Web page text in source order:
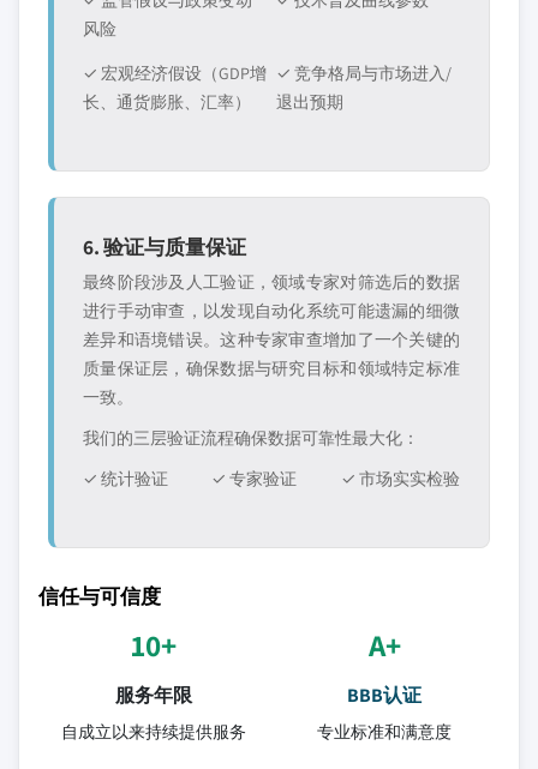
风险
✓ 宏观经济假设（GDP增
长、通货膨胀、汇率）
✓ 竞争格局与市场进入/
退出预期
6. 验证与质量保证
最终阶段涉及人工验证，领域专家对筛选后的数据
进行手动审查，以发现自动化系统可能遗漏的细微
差异和语境错误。这种专家审查增加了一个关键的
质量保证层，确保数据与研究目标和领域特定标准
一致。
我们的三层验证流程确保数据可靠性最大化：
✓ 统计验证
✓ 专家验证 ✓ 市场实实检验
信任与可信度
10+
服务年限
自成立以来持续提供服务
A+
BBB认证
专业标准和满意度